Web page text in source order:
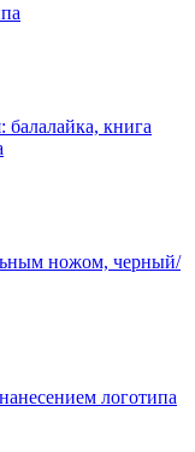
книга
ножом, черный/
логотипа